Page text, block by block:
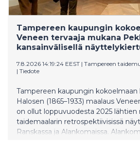
Tampereen kaupungin
Veneen tervaaja mukana
kansainvälisellä
7.8.2026 14:19:24 EEST | Tampereen
| Tiedote
Tampereen kaupungin kokoelmaan
Halosen (1865–1933) maalaus
on ollut loppuvuodesta 2025 lähtien
taidemaalarin retrospektiivisissä
Ranskassa ja Alankomaissa.